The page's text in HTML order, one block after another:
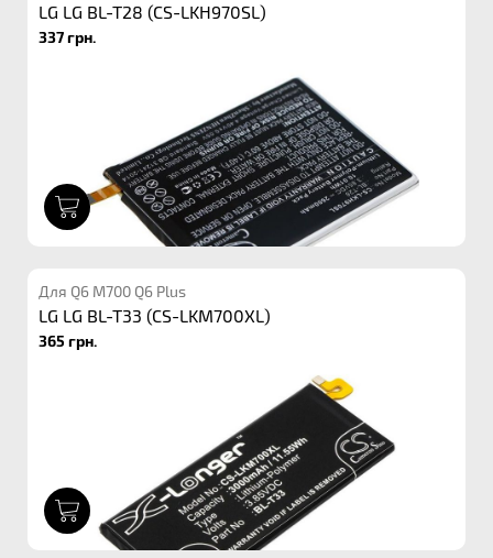
LG LG BL-T28 (CS-LKH970SL)
337 грн.
Для Q6 M700 Q6 Plus
LG LG BL-T33 (CS-LKM700XL)
365 грн.